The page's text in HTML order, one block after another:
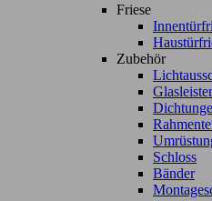
Friese
Zubehör
Schloss
Bänder